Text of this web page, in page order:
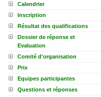
Calendrier
Inscription
Résultat des qualifications
Dossier de réponse et
Evaluation
Comité d'organisation
Prix
Equipes participantes
Questions et réponses